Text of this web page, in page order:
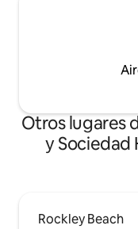
Otros lugares
y Sociedad
Rockley Beach